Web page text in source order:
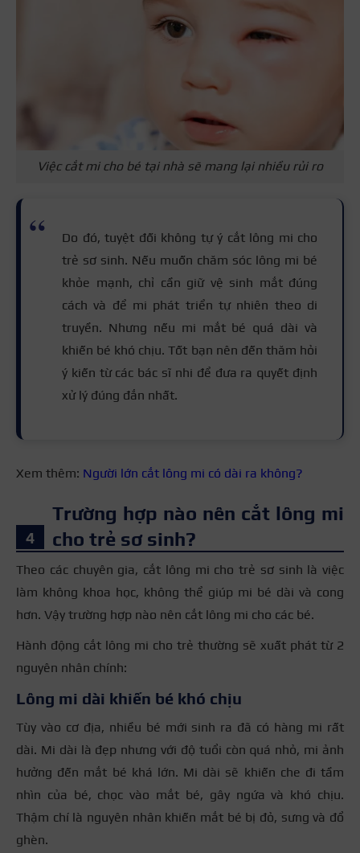
Việc cắt mi cho bé tại nhà sẽ mang lại nhiều rủi ro
Do đó, tuyệt đối không tự ý cắt lông mi cho
trẻ sơ sinh. Nếu muốn chăm sóc lông mi bé
khỏe mạnh, chỉ cần giữ vệ sinh mắt đúng
cách và để mi phát triển tự nhiên theo di
truyền. Nhưng nếu mi mắt bé quá dài và
khiến bé khó chịu. Tốt bạn nên đến thăm hỏi
ý kiến từ các bác sĩ nhi để đưa ra quyết định
xử lý đúng đắn nhất.
Xem thêm: Người lớn cắt lông mi có dài ra không?
Trường hợp nào nên cắt lông mi
cho trẻ sơ sinh?
Theo các chuyên gia, cắt lông mi cho trẻ sơ sinh là việc
làm không khoa học, không thể giúp mi bé dài và cong
hơn. Vậy trường hợp nào nên cắt lông mi cho các bé.
Hành động cắt lông mi cho trẻ thường sẽ xuất phát từ 2
nguyên nhân chính:
Lông mi dài khiến bé khó chịu
Tùy vào cơ địa, nhiều bé mới sinh ra đã có hàng mi rất
dài. Mi dài là đẹp nhưng với độ tuổi còn quá nhỏ, mi ảnh
hưởng đến mắt bé khá lớn. Mi dài sẽ khiến che đi tầm
nhìn của bé, chọc vào mắt bé, gây ngứa và khó chịu.
Thậm chí là nguyên nhân khiến mắt bé bị đỏ, sưng và đổ
ghèn.